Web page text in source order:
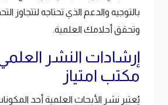
بالتوجيه والدعم الذي تحتاجه لتتجاوز
وتحقق أحلامك العلمية.
إرشادات النشر
مكتب امتياز
يُعتبر نشر الأبحاث العلمية أحد